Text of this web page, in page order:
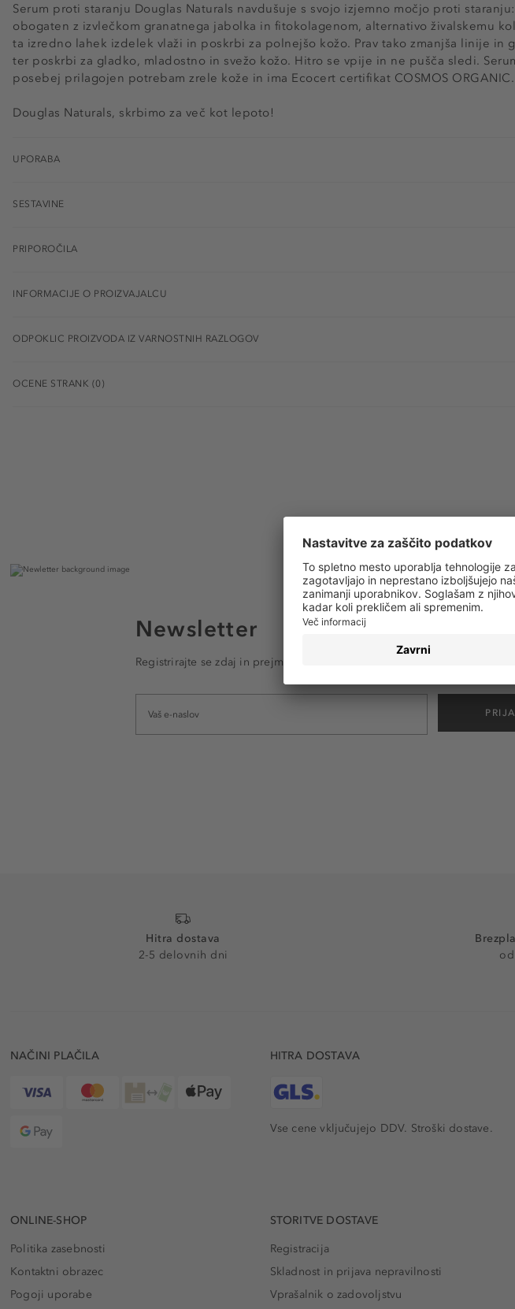
Serum proti staranju Douglas Naturals navdušuje s svojo izjemno močjo proti staranju:
obogaten z izvlečkom granatnega jabolka in fitokolagenom, alternativo živalskemu
ta izredno lahek izdelek vlaži in poskrbi za polnejšo kožo. Prav tako zmanjša linije in
ter poskrbi za gladko, mladostno in svežo kožo. Hitro se vpije in ne pušča sledi.
posebej prilagojen potrebam zrele kože in ima Ecocert certifikat COSMOS ORGANIC.
Douglas Naturals, skrbimo za več kot lepoto!
UPORABA
SESTAVINE
PRIPOROČILA
INFORMACIJE O PROIZVAJALCU
ODPOKLIC PROIZVODA IZ VARNOSTNIH RAZLOGOV
OCENE STRANK (0)
Newsletter
Registrirajte se zdaj in prejmite e-poštna obvestila o vseh trendih in
Hitra dostava
2-5 delovnih dni
NAČINI PLAČILA HITRA DOSTAVA
Vse cene vključujejo DDV. Stroški dostave.
ONLINE-SHOP
Politika zasebnosti
Kontaktni obrazec
Pogoji uporabe
STORITVE DOSTAVE
Registracija
Skladnost in prijava nepravilnosti
Vprašalnik o zadovoljstvu